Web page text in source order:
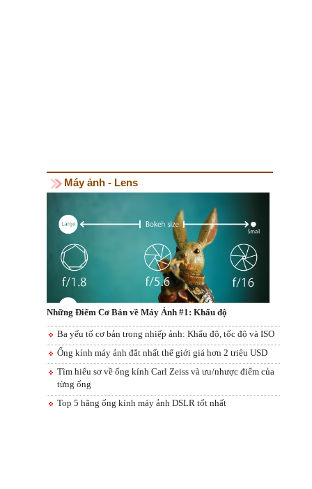
Máy ảnh - Lens
Những Điểm Cơ Bản về Máy Ảnh #1: Khẩu độ
Ba yếu tố cơ bản trong nhiếp ảnh: Khẩu độ, tốc độ và ISO
Ống kính máy ảnh đắt nhất thế giới giá hơn 2 triệu USD
Tìm hiểu sơ về ống kính Carl Zeiss và ưu/nhược điểm của
từng ống
Top 5 hãng ống kính máy ảnh DSLR tốt nhất